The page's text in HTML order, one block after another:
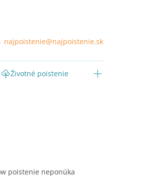
najpoistenie@najpoistenie.sk
Životné poistenie
poistenie neponúka